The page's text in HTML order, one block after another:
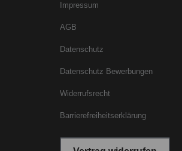
Impressum
AGB
Datenschutz
Datenschutz Bewerbungen
Widerrufsrecht
Barrierefreiheitserklärung